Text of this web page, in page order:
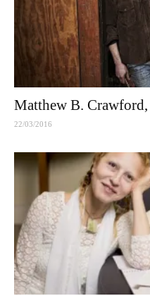
Matthew B.
22/03/2016